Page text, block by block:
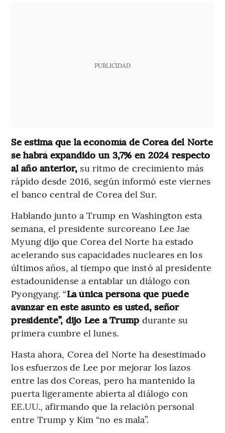
PUBLICIDAD
Se estima que la economía de Corea del Norte
se habrá expandido un 3,7% en 2024 respecto
al año anterior, su ritmo de crecimiento más
rápido desde 2016, según informó este viernes
el banco central de Corea del Sur.
Hablando junto a Trump en Washington esta
semana, el presidente surcoreano Lee Jae
Myung dijo que Corea del Norte ha estado
acelerando sus capacidades nucleares en los
últimos años, al tiempo que instó al presidente
estadounidense a entablar un diálogo con
Pyongyang. “La única persona que puede
avanzar en este asunto es usted, señor
presidente”, dijo Lee a Trump durante su
primera cumbre el lunes.
Hasta ahora, Corea del Norte ha desestimado
los esfuerzos de Lee por mejorar los lazos
entre las dos Coreas, pero ha mantenido la
puerta ligeramente abierta al diálogo con
EE.UU., afirmando que la relación personal
entre Trump y Kim “no es mala”.